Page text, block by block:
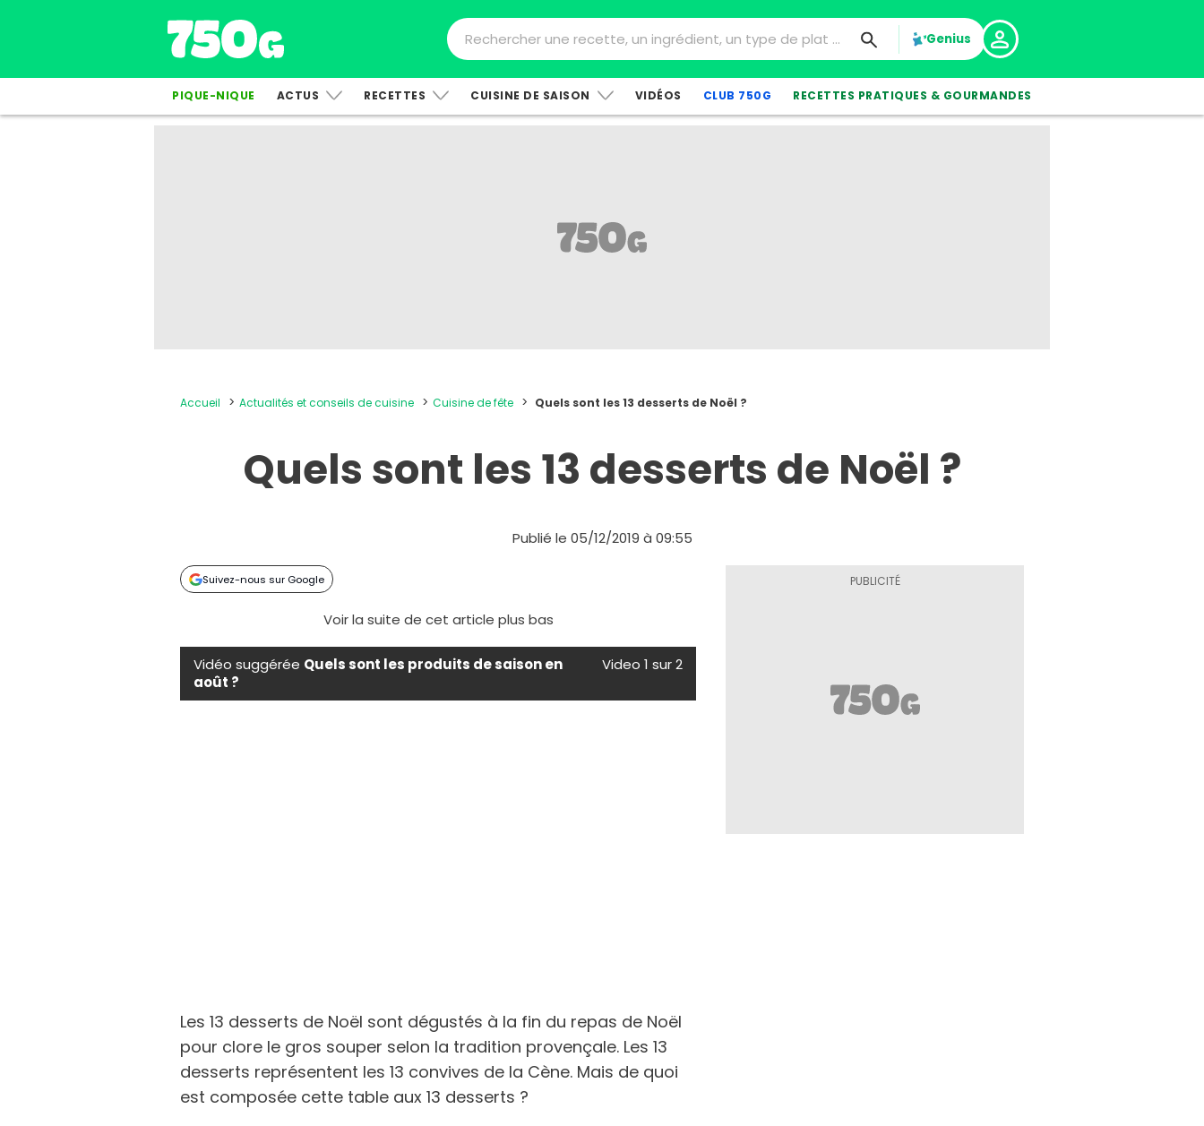
Genius
PIQUE-NIQUE ACTUS RECETTES CUISINE DE SAISON VIDÉOS CLUB 750G RECETTES PRATIQUES & GOURMANDES
Accueil Actualités et conseils de cuisine Cuisine de fête Quels sont les 13 desserts de Noël ?
Quels sont les 13 desserts de Noël ?
Publié le 05/12/2019 à 09:55
Suivez-nous sur Google
Voir la suite de cet article plus bas
Vidéo suggérée Quels sont les produits de saison en
août ?
Video 1 sur 2
Les 13 desserts de Noël sont dégustés à la fin du repas de Noël
pour clore le gros souper selon la tradition provençale. Les 13
desserts représentent les 13 convives de la Cène. Mais de quoi
est composée cette table aux 13 desserts ?